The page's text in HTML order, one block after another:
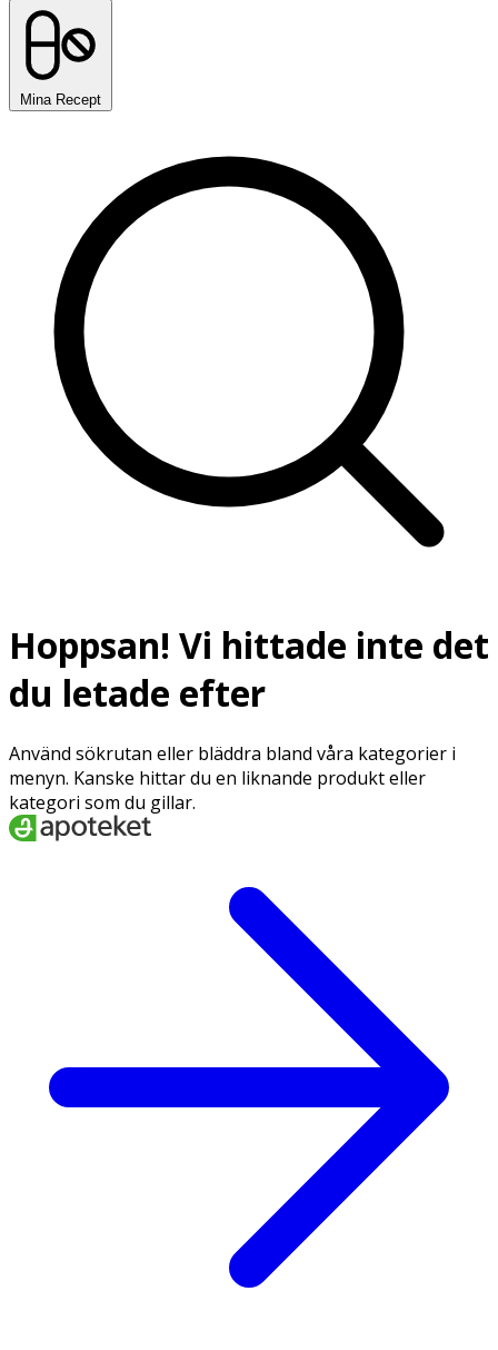
Mina Recept
Hoppsan! Vi hittade inte det
du letade efter
Använd sökrutan eller bläddra bland våra kategorier i
menyn. Kanske hittar du en liknande produkt eller
kategori som du gillar.